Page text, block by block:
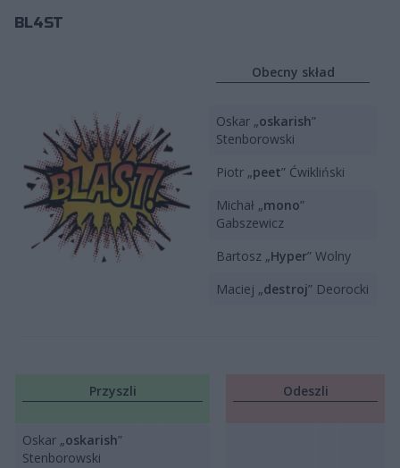
BL4ST
Obecny skład
Oskar „oskarish”
Stenborowski
Piotr „peet” Ćwikliński
Michał „mono”
Gabszewicz
Bartosz „Hyper” Wolny
Maciej „destroj” Deorocki
Przyszli Odeszli
Oskar „oskarish”
Stenborowski